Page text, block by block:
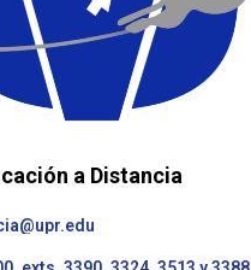
a Distancia